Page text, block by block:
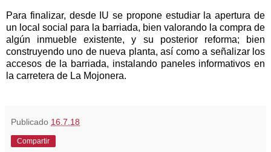
Para finalizar, desde IU se propone estudiar la apertura de
un local social para la barriada, bien valorando la compra de
algún inmueble existente, y su posterior reforma; bien
construyendo uno de nueva planta, así como a señalizar los
accesos de la barriada, instalando paneles informativos en
la carretera de La Mojonera.
Publicado 16.7.18
Compartir